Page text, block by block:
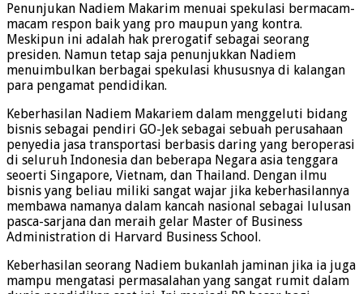
Penunjukan Nadiem Makarim menuai spekulasi bermacam-
macam respon baik yang pro maupun yang kontra.
Meskipun ini adalah hak prerogatif sebagai seorang
presiden. Namun tetap saja penunjukkan Nadiem
menuimbulkan berbagai spekulasi khususnya di kalangan
para pengamat pendidikan.
Keberhasilan Nadiem Makariem dalam menggeluti bidang
bisnis sebagai pendiri GO-Jek sebagai sebuah perusahaan
penyedia jasa transportasi berbasis daring yang beroperasi
di seluruh Indonesia dan beberapa Negara asia tenggara
seoerti Singapore, Vietnam, dan Thailand. Dengan ilmu
bisnis yang beliau miliki sangat wajar jika keberhasilannya
membawa namanya dalam kancah nasional sebagai lulusan
pasca-sarjana dan meraih gelar Master of Business
Administration di Harvard Business School.
Keberhasilan seorang Nadiem bukanlah jaminan jika ia juga
mampu mengatasi permasalahan yang sangat rumit dalam